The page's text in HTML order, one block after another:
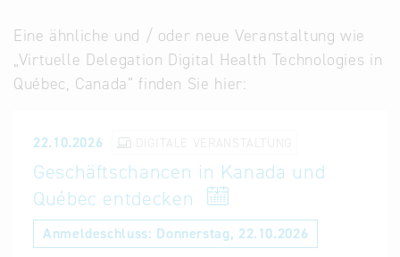
Eine ähnliche und / oder neue Veranstaltung wie
„Virtuelle Delegation Digital Health Technologies in
Québec, Canada“ finden Sie hier:
22.10.2026 DIGITALE VERANSTALTUNG
Geschäftschancen in Kanada und
Québec entdecken
Anmeldeschluss: Donnerstag, 22.10.2026